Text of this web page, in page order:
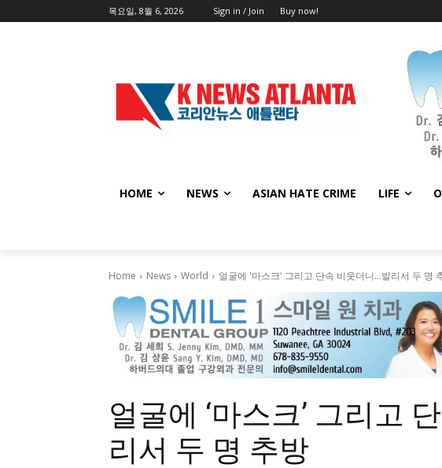
목요일, 8월 6, 2026 Sign in / Join Buy now!
HOME NEWS ASIAN HATE CRIME LIFE
Home News World 얼굴에 '마스크' 그리고 단속 비웃더니…발리서 두 명
얼굴에 ‘마스크’ 그리고
리서 두 명 추방